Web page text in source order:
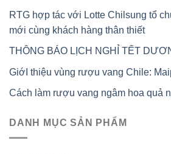
RTG hợp tác với Lotte Chilsung tổ
mới cùng khách hàng thân thiết
THÔNG BÁO LỊCH NGHỈ TẾT
GiớI thiệu vùng rượu vang Chile:
Cách làm rượu vang ngâm hoa quả
DANH MỤC SẢN PHẨM